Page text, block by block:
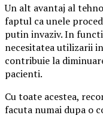
Un alt avantaj al
faptul ca unele
putin invaziv. In
necesitatea utilizarii
contribuie la
pacienti.
Cu toate acestea,
facuta numai dupa o